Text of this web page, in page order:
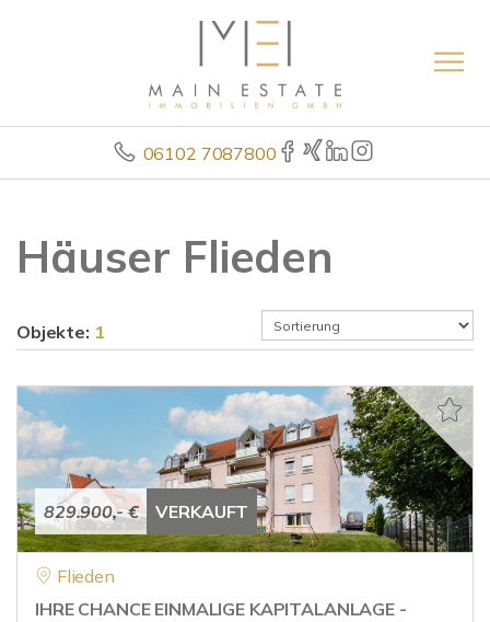
06102 7087800
Häuser Flieden
Objekte: 1
829.900,- € VERKAUFT
Flieden
IHRE CHANCE EINMALIGE KAPITALANLAGE -